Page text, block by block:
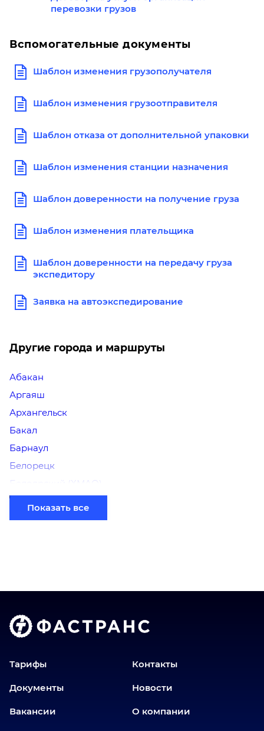
перевозки грузов
Вспомогательные документы
Шаблон изменения грузополучателя
Шаблон изменения грузоотправителя
Шаблон отказа от дополнительной упаковки
Шаблон изменения станции назначения
Шаблон доверенности на получение груза
Шаблон изменения плательщика
Шаблон доверенности на передачу груза
экспедитору
Заявка на автоэкспедирование
Другие города и маршруты
Абакан
Аргаяш
Архангельск
Бакал
Барнаул
Белорецк
Белоярский (ХМАО)
Березники
Бийск
Волгоград
Донецк
Еманжелинск
Заводоуковск
Златоуст
Показать все
Тарифы Контакты
Документы Новости
Вакансии О компании